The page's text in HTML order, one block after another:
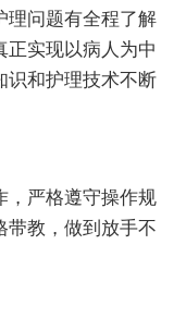
理问题有全程了解
正实现以病人为中
识和护理技术不断
，严格遵守操作规
带教，做到放手不